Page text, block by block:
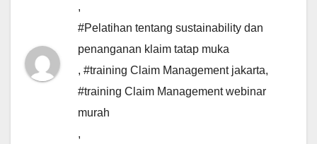
,
#Pelatihan tentang sustainability dan
penanganan klaim tatap muka
, #training Claim Management jakarta,
#training Claim Management webinar
murah
,